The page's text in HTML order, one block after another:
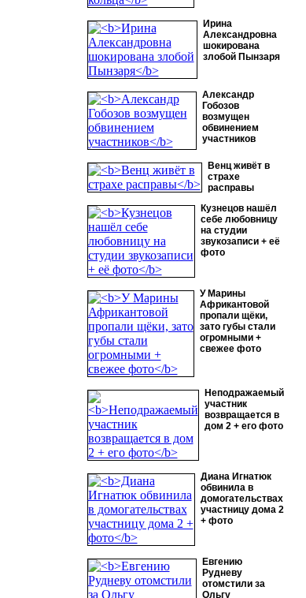
Ирина
Александровна
шокирована
злобой Пынзаря
Александр
Гобозов
возмущен
обвинением
участников
Венц живёт в
страхе
расправы
Кузнецов нашёл
себе любовницу
на студии
звукозаписи + её
фото
У Марины
Африкантовой
пропали щёки,
зато губы стали
огромными +
свежее фото
Неподражаемый
участник
возвращается в
дом 2 + его фото
Диана Игнатюк
обвинила в
домогательствах
участницу дома 2
+ фото
Евгению
Рудневу
отомстили за
Ольгу